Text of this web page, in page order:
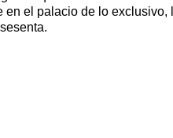
en el palacio de lo